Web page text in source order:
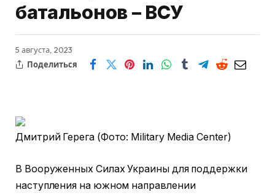
батальонов – ВСУ
5 августа, 2023
Поделиться
Дмитрий Герега (Фото: Military Media Center)
В Вооруженных Силах Украины для поддержки
наступления на южном направлении